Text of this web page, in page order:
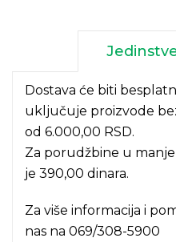
Dostava će biti
uključuje proizvode
od 6.000,00 RSD.
Za porudžbine u
je 390,00 dinara.
Za više informacija i
nas na 069/308-5900